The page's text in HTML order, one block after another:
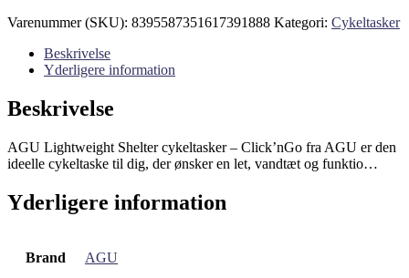
Varenummer (SKU): 8395587351617391888 Kategori: Cykeltasker
Beskrivelse
Yderligere information
Beskrivelse
AGU Lightweight Shelter cykeltasker – Click’nGo fra AGU er den
ideelle cykeltaske til dig, der ønsker en let, vandtæt og funktio…
Yderligere information
Brand AGU